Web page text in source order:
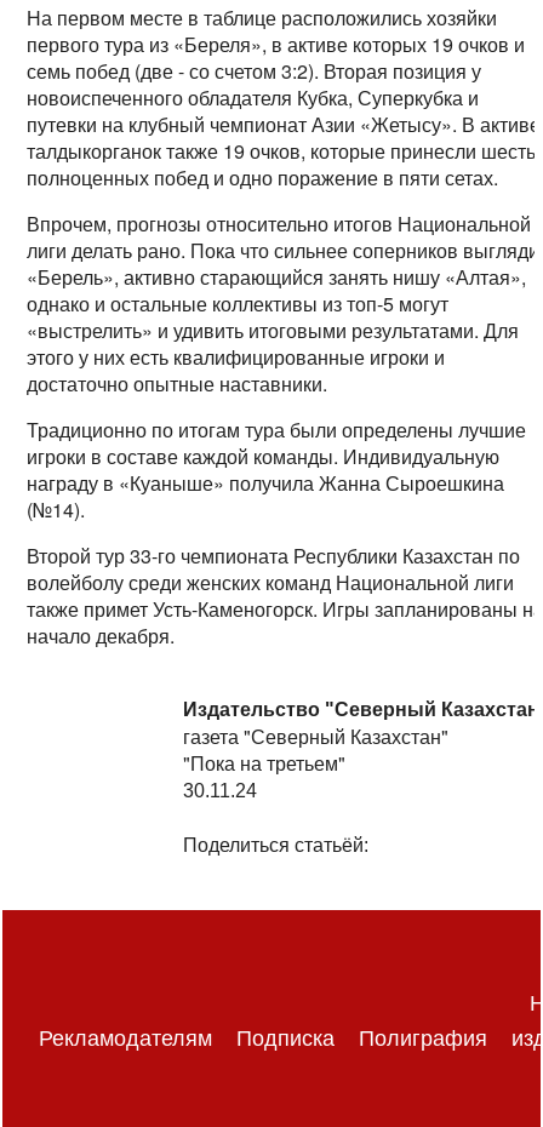
На первом месте в таблице расположились хозяйки
первого тура из «Береля», в активе которых 19 очков и
семь побед (две - со счетом 3:2). Вторая позиция у
новоиспеченного обладателя Кубка, Суперкубка и
путевки на клубный чемпионат Азии «Жетысу». В активе
талдыкорганок также 19 очков, которые принесли шесть
полноценных побед и одно поражение в пяти сетах.
Впрочем, прогнозы относительно итогов Национальной
лиги делать рано. Пока что сильнее соперников
«Берель», активно старающийся занять нишу «Алтая»,
однако и остальные коллективы из топ-5 могут
«выстрелить» и удивить итоговыми результатами. Для
этого у них есть квалифицированные игроки и
достаточно опытные наставники.
Традиционно по итогам тура были определены лучшие
игроки в составе каждой команды. Индивидуальную
награду в «Куаныше» получила Жанна Сыроешкина
(№14).
Второй тур 33-го чемпионата Республики Казахстан по
волейболу среди женских команд Национальной лиги
также примет Усть-Каменогорск. Игры запланированы
начало декабря.
Издательство "Северный
газета "Северный Казахстан"
"Пока на третьем"
30.11.24
Поделиться статьёй:
Рекламодателям Подписка Полиграфия